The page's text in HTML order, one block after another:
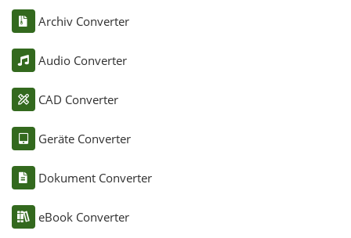
Archiv Converter
Audio Converter
CAD Converter
Geräte Converter
Dokument Converter
eBook Converter